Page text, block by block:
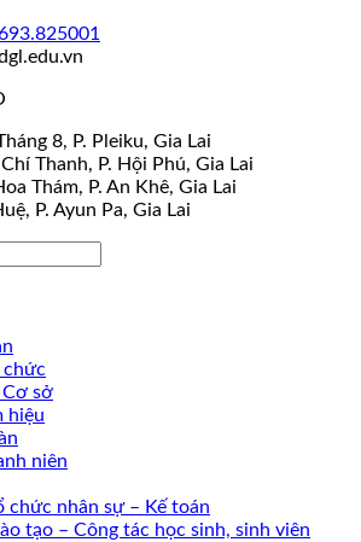
8, P. Pleiku, Gia Lai
Thanh, P. Hội Phú, Gia Lai
Thám, P. An Khê, Gia Lai
P. Ayun Pa, Gia Lai
chức
sở
hiệu
niên
chức nhân sự – Kế toán
tạo – Công tác học sinh, sinh viên